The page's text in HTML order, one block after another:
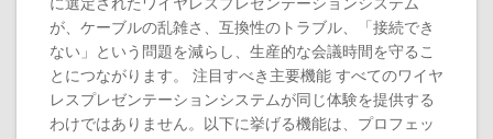
に選定されたワイヤレスプレゼンテーションシステム
が、ケーブルの乱雑さ、互換性のトラブル、「接続でき
ない」という問題を減らし、生産的な会議時間を守るこ
とにつながります。 注目すべき主要機能 すべてのワイヤ
レスプレゼンテーションシステムが同じ体験を提供する
わけではありません。以下に挙げる機能は、プロフェッ